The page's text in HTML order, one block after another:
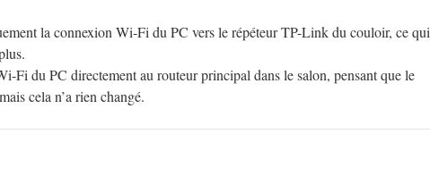
la connexion Wi-Fi du PC vers le répéteur TP-Link du couloir, ce qui
Fi du PC directement au routeur principal dans le salon, pensant que le
cela n’a rien changé.